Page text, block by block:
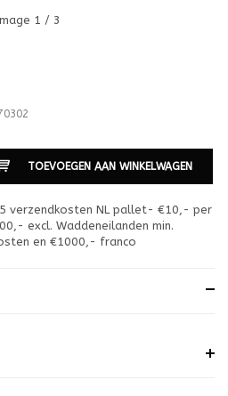
1 / 3
TOEVOEGEN AAN WINKELWAGEN
verzendkosten NL pallet- €10,- per
excl. Waddeneilanden min.
en €1000,- franco